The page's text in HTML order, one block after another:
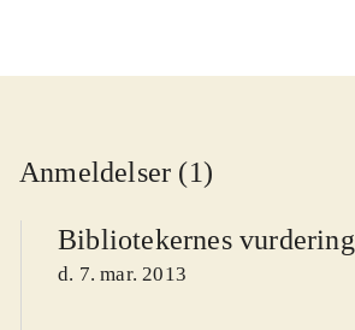
Anmeldelser (1)
Bibliotekernes vurdering
d. 7. mar. 2013